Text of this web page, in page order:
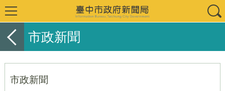
市政新聞
市政新聞